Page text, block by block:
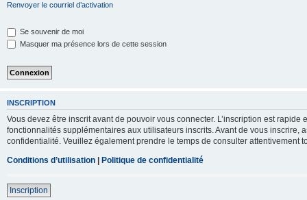
Renvoyer le courriel d’activation
Se souvenir de moi
Masquer ma présence lors de cette session
INSCRIPTION
Vous devez être inscrit avant de pouvoir vous connecter. L’inscription est
fonctionnalités supplémentaires aux utilisateurs inscrits. Avant de vous inscrire,
confidentialité. Veuillez également prendre le temps de consulter attentivement
Conditions d’utilisation | Politique de confidentialité
Inscription